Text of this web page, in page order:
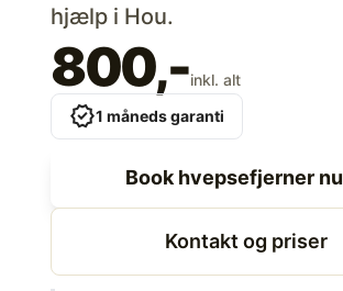
hjælp i Hou.
800,-inkl. alt
verified1 måneds garanti
Book hvepsefjerner nu
Kontakt og priser